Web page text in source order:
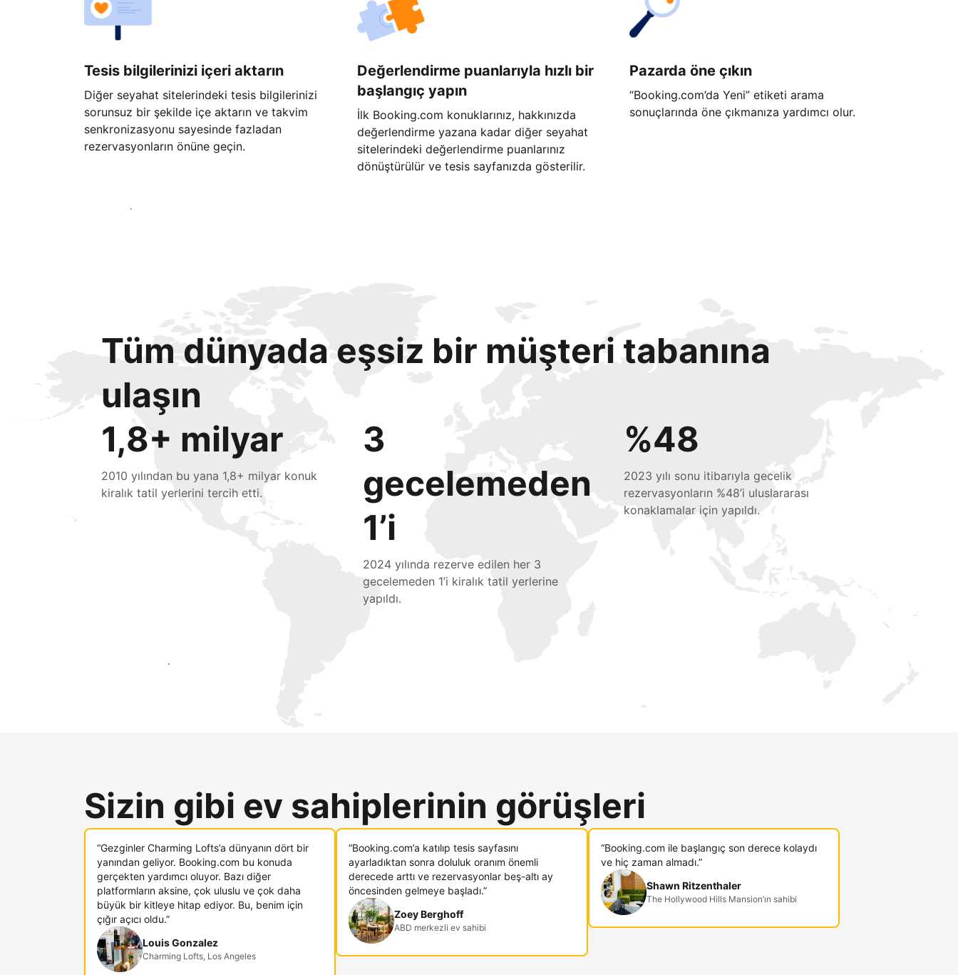
Tesis bilgilerinizi içeri aktarın
Diğer seyahat sitelerindeki tesis bilgilerinizi
sorunsuz bir şekilde içe aktarın ve takvim
senkronizasyonu sayesinde fazladan
rezervasyonların önüne geçin.
Değerlendirme puanlarıyla hızlı bir
başlangıç yapın
İlk Booking.com konuklarınız, hakkınızda
değerlendirme yazana kadar diğer seyahat
sitelerindeki değerlendirme puanlarınız
dönüştürülür ve tesis sayfanızda gösterilir.
Pazarda öne çıkın
“Booking.com’da Yeni” etiketi arama
sonuçlarında öne çıkmanıza yardımcı olur.
Hemen başla
Tüm dünyada eşsiz bir müşteri tabanına
ulaşın
1,8+ milyar
2010 yılından bu yana 1,8+ milyar konuk
kiralık tatil yerlerini tercih etti.
3
gecelemeden
1’i
2024 yılında rezerve edilen her 3
gecelemeden 1’i kiralık tatil yerlerine
yapıldı.
%48
2023 yılı sonu itibarıyla gecelik
rezervasyonların %48’i uluslararası
konaklamalar için yapıldı.
Hemen yeni konuklara ulaş
Sizin gibi ev sahiplerinin görüşleri
“Gezginler Charming Lofts’a dünyanın dört bir
yanından geliyor. Booking.com bu konuda
gerçekten yardımcı oluyor. Bazı diğer
platformların aksine, çok uluslu ve çok daha
büyük bir kitleye hitap ediyor. Bu, benim için
çığır açıcı oldu.”
Louis Gonzalez
Charming Lofts, Los Angeles
“Booking.com’a katılıp tesis sayfasını
ayarladıktan sonra doluluk oranım önemli
derecede arttı ve rezervasyonlar beş-altı ay
öncesinden gelmeye başladı.”
Zoey Berghoff
ABD merkezli ev sahibi
“Booking.com ile başlangıç son derece kolaydı
ve hiç zaman almadı.”
Shawn Ritzenthaler
The Hollywood Hills Mansion’ın sahibi